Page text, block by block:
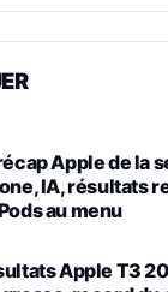
Apple de la
IA, résultats
au menu
Apple T3